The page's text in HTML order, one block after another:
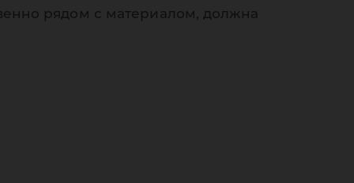
рядом с материалом, должна